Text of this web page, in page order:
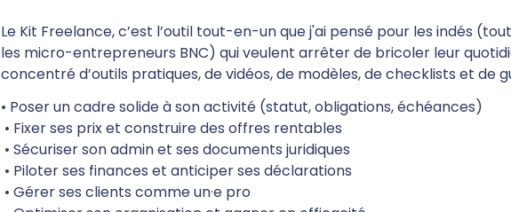
Le Kit Freelance, c’est l’outil tout-en-un que j'ai pensé pour les indés
les micro-entrepreneurs BNC) qui veulent arrêter de bricoler leur
concentré d’outils pratiques, de vidéos, de modèles, de checklists et de
• Poser un cadre solide à son activité (statut, obligations, échéances)